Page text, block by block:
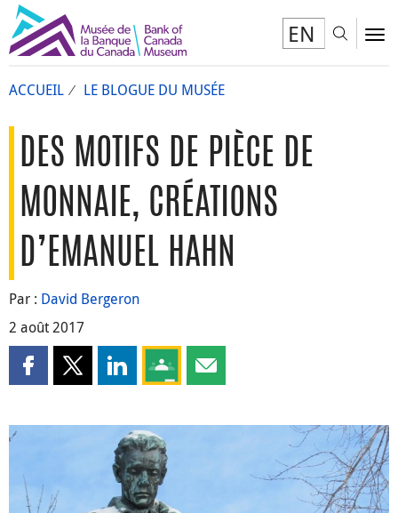
EN
ACCUEIL LE BLOGUE DU MUSÉE
DES MOTIFS DE PIÈCE DE
MONNAIE, CRÉATIONS
D’EMANUEL HAHN
Par : David Bergeron
2 août 2017
Partager cette page sur Facebook
Partager cette page sur X
Partager cette page sur LinkedIn
Partagez cette page sur Google
Partager cette page par